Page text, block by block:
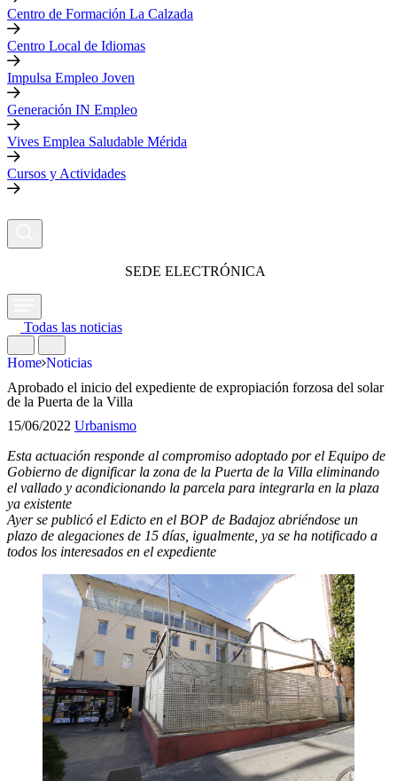
Centro de Formación La Calzada
Centro Local de Idiomas
Impulsa Empleo Joven
Generación IN Empleo
Vives Emplea Saludable Mérida
Cursos y Actividades
SEDE ELECTRÓNICA
Todas las noticias
Home Noticias
Aprobado el inicio del expediente de expropiación forzosa del solar
de la Puerta de la Villa
15/06/2022 Urbanismo
Esta actuación responde al compromiso adoptado por el Equipo de
Gobierno de dignificar la zona de la Puerta de la Villa eliminando
el vallado y acondicionando la parcela para integrarla en la plaza
ya existente
Ayer se publicó el Edicto en el BOP de Badajoz abriéndose un
plazo de alegaciones de 15 días, igualmente, ya se ha notificado a
todos los interesados en el expediente